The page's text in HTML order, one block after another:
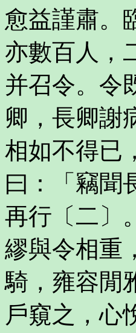
愈益謹肅。
亦數百人，
并召令。令
卿，長卿謝
相如不得已
曰：「竊聞
再行〔二〕
繆與令相重
騎，雍容閒
戶窺之，心